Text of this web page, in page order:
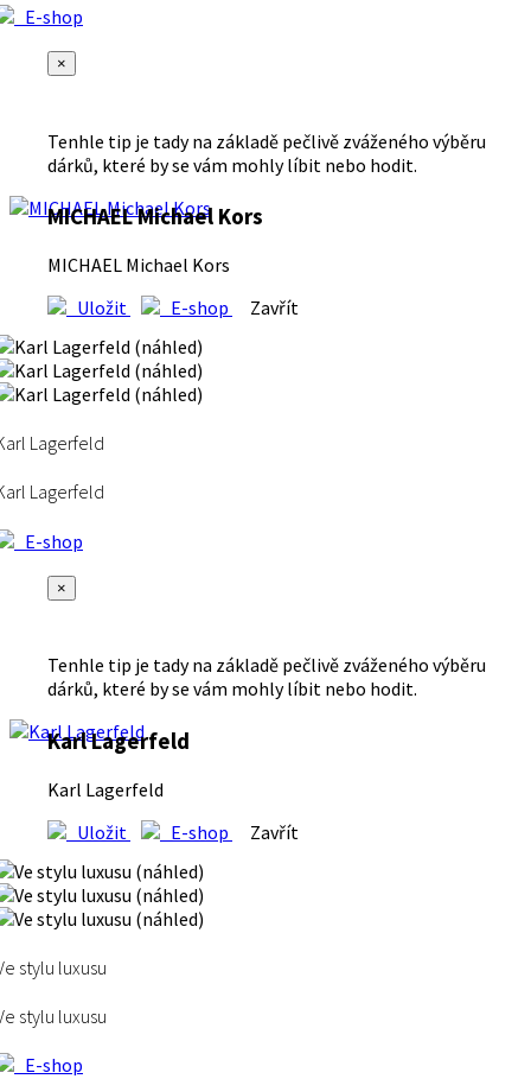
E-shop
×
Tenhle tip je tady na základě pečlivě zváženého výběru
dárků, které by se vám mohly líbit nebo hodit.
MICHAEL Michael Kors
MICHAEL Michael Kors
Uložit
E-shop Zavřít
Lagerfeld
Lagerfeld
E-shop
×
Tenhle tip je tady na základě pečlivě zváženého výběru
dárků, které by se vám mohly líbit nebo hodit.
Karl Lagerfeld
Karl Lagerfeld
Uložit
E-shop Zavřít
stylu luxusu
stylu luxusu
E-shop